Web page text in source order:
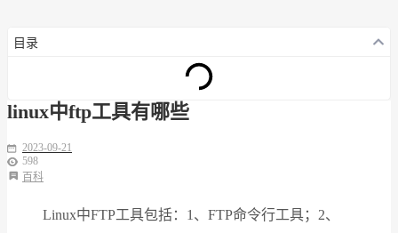
目录
linux中ftp工具有哪些
2023-09-21
598
百科
Linux中FTP工具包括：1、FTP命令行工具；2、